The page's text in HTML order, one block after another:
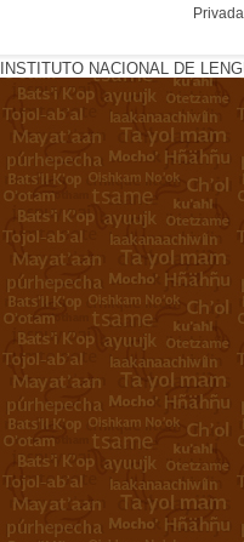
INSTITUTO NACIONAL DE